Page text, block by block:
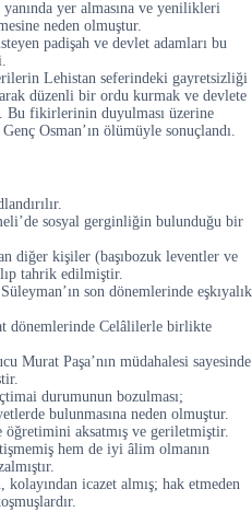
yanında yer almasına ve yenilikleri
neden olmuştur.
padişah ve devlet adamları bu
Lehistan seferindeki gayretsizliği
düzenli bir ordu kurmak ve devlete
Bu fikirlerinin duyulması üzerine
Osman’ın ölümüyle sonuçlandı.
sosyal gerginliğin bulunduğu bir
diğer kişiler (başıbozuk leventler ve
tahrik edilmiştir.
son dönemlerinde eşkıyalık
dönemlerinde Celâlilerle birlikte
Murat Paşa’nın müdahalesi sayesinde
durumunun bozulması;
bulunmasına neden olmuştur.
aksatmış ve geriletmiştir.
hem de iyi âlim olmanın
kolayından icazet almış; hak etmeden